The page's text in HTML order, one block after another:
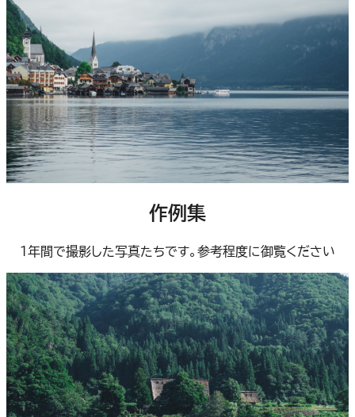
作例集
１年間で撮影した写真たちです。参考程度に御覧ください